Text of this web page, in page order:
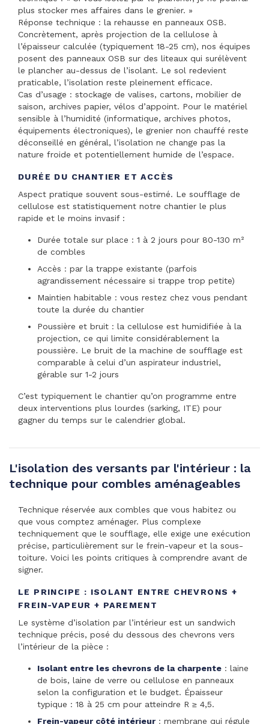
plus stocker mes affaires dans le grenier. »
Réponse technique : la rehausse en panneaux OSB.
Concrètement, après projection de la cellulose à
l’épaisseur calculée (typiquement 18-25 cm), nos équipes
posent des panneaux OSB sur des liteaux qui surélèvent
le plancher au-dessus de l’isolant. Le sol redevient
praticable, l’isolation reste pleinement efficace.
Cas d’usage : stockage de valises, cartons, mobilier de
saison, archives papier, vélos d’appoint. Pour le matériel
sensible à l’humidité (informatique, archives photos,
équipements électroniques), le grenier non chauffé reste
déconseillé en général, l’isolation ne change pas la
nature froide et potentiellement humide de l’espace.
DURÉE DU CHANTIER ET ACCÈS
Aspect pratique souvent sous-estimé. Le soufflage de
cellulose est statistiquement notre chantier le plus
rapide et le moins invasif :
Durée totale sur place : 1 à 2 jours pour 80-130 m²
de combles
Accès : par la trappe existante (parfois
agrandissement nécessaire si trappe trop petite)
Maintien habitable : vous restez chez vous pendant
toute la durée du chantier
Poussière et bruit : la cellulose est humidifiée à la
projection, ce qui limite considérablement la
poussière. Le bruit de la machine de soufflage est
comparable à celui d’un aspirateur industriel,
gérable sur 1-2 jours
C’est typiquement le chantier qu’on programme entre
deux interventions plus lourdes (sarking, ITE) pour
gagner du temps sur le calendrier global.
L'isolation des versants par l'intérieur : la
technique pour combles aménageables
Technique réservée aux combles que vous habitez ou
que vous comptez aménager. Plus complexe
techniquement que le soufflage, elle exige une exécution
précise, particulièrement sur le frein-vapeur et la sous-
toiture. Voici les points critiques à comprendre avant de
signer.
LE PRINCIPE : ISOLANT ENTRE CHEVRONS +
FREIN-VAPEUR + PAREMENT
Le système d’isolation par l’intérieur est un sandwich
technique précis, posé du dessous des chevrons vers
l’intérieur de la pièce :
Isolant entre les chevrons de la charpente : laine
de bois, laine de verre ou cellulose en panneaux
selon la configuration et le budget. Épaisseur
typique : 18 à 25 cm pour atteindre R ≥ 4,5.
Frein-vapeur côté intérieur : membrane qui régule